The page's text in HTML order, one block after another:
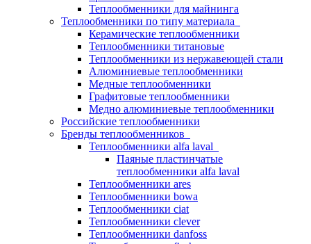
Теплообменники для майнинга
Теплообменники по типу материала
Керамические теплообменники
Теплообменники титановые
Теплообменники из нержавеющей стали
Алюминиевые теплообменники
Медные теплообменники
Графитовые теплообменники
Медно алюминиевые теплообменники
Российские теплообменники
Бренды теплообменников
Теплообменники alfa laval
Паяные пластинчатые
теплообменники alfa laval
Теплообменники ares
Теплообменники bowa
Теплообменники ciat
Теплообменники clever
Теплообменники danfoss